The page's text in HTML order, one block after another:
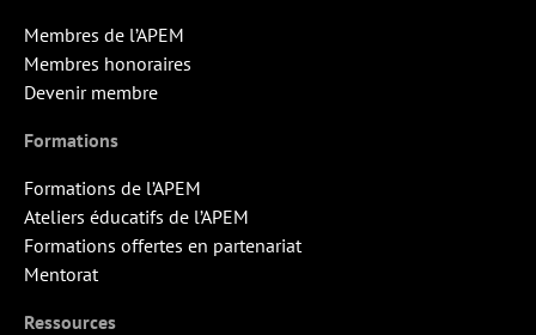
Membres de l’APEM
Membres honoraires
Devenir membre
Formations
Formations de l’APEM
Ateliers éducatifs de l’APEM
Formations offertes en partenariat
Mentorat
Ressources